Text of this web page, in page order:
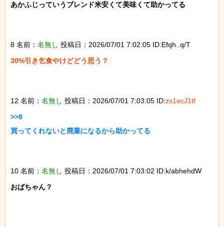
あかふじっていうブレンド米安くて美味くて助かってる
8 名前： 名無し 投稿日：2026/07/01 7:02:05 ID:Efqh..q/T
30%引き乞食やけどどう思う？
12 名前： 名無し 投稿日：2026/07/01 7:03:05 ID:zs1ecJ1tf
>>8
買ってくれないと廃棄になるから助かってる
10 名前： 名無し 投稿日：2026/07/01 7:03:02 ID:k/abhehdW
おばちゃん？